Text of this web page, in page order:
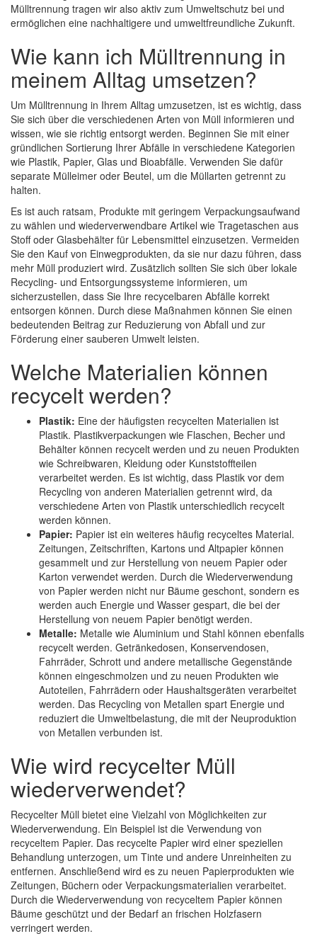
Mülltrennung tragen wir also aktiv zum Umweltschutz bei und
ermöglichen eine nachhaltigere und umweltfreundliche Zukunft.
Wie kann ich Mülltrennung in
meinem Alltag umsetzen?
Um Mülltrennung in Ihrem Alltag umzusetzen, ist es wichtig, dass
Sie sich über die verschiedenen Arten von Müll informieren und
wissen, wie sie richtig entsorgt werden. Beginnen Sie mit einer
gründlichen Sortierung Ihrer Abfälle in verschiedene Kategorien
wie Plastik, Papier, Glas und Bioabfälle. Verwenden Sie dafür
separate Mülleimer oder Beutel, um die Müllarten getrennt zu
halten.
Es ist auch ratsam, Produkte mit geringem Verpackungsaufwand
zu wählen und wiederverwendbare Artikel wie Tragetaschen aus
Stoff oder Glasbehälter für Lebensmittel einzusetzen. Vermeiden
Sie den Kauf von Einwegprodukten, da sie nur dazu führen, dass
mehr Müll produziert wird. Zusätzlich sollten Sie sich über lokale
Recycling- und Entsorgungssysteme informieren, um
sicherzustellen, dass Sie Ihre recycelbaren Abfälle korrekt
entsorgen können. Durch diese Maßnahmen können Sie einen
bedeutenden Beitrag zur Reduzierung von Abfall und zur
Förderung einer sauberen Umwelt leisten.
Welche Materialien können
recycelt werden?
Plastik: Eine der häufigsten recycelten Materialien ist
Plastik. Plastikverpackungen wie Flaschen, Becher und
Behälter können recycelt werden und zu neuen Produkten
wie Schreibwaren, Kleidung oder Kunststoffteilen
verarbeitet werden. Es ist wichtig, dass Plastik vor dem
Recycling von anderen Materialien getrennt wird, da
verschiedene Arten von Plastik unterschiedlich recycelt
werden können.
Papier: Papier ist ein weiteres häufig recyceltes Material.
Zeitungen, Zeitschriften, Kartons und Altpapier können
gesammelt und zur Herstellung von neuem Papier oder
Karton verwendet werden. Durch die Wiederverwendung
von Papier werden nicht nur Bäume geschont, sondern es
werden auch Energie und Wasser gespart, die bei der
Herstellung von neuem Papier benötigt werden.
Metalle: Metalle wie Aluminium und Stahl können ebenfalls
recycelt werden. Getränkedosen, Konservendosen,
Fahrräder, Schrott und andere metallische Gegenstände
können eingeschmolzen und zu neuen Produkten wie
Autoteilen, Fahrrädern oder Haushaltsgeräten verarbeitet
werden. Das Recycling von Metallen spart Energie und
reduziert die Umweltbelastung, die mit der Neuproduktion
von Metallen verbunden ist.
Wie wird recycelter Müll
wiederverwendet?
Recycelter Müll bietet eine Vielzahl von Möglichkeiten zur
Wiederverwendung. Ein Beispiel ist die Verwendung von
recyceltem Papier. Das recycelte Papier wird einer speziellen
Behandlung unterzogen, um Tinte und andere Unreinheiten zu
entfernen. Anschließend wird es zu neuen Papierprodukten wie
Zeitungen, Büchern oder Verpackungsmaterialien verarbeitet.
Durch die Wiederverwendung von recyceltem Papier können
Bäume geschützt und der Bedarf an frischen Holzfasern
verringert werden.